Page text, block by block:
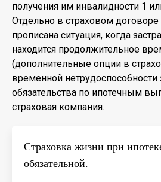
получения им инвалидности 1
Отдельно в страховом
прописана ситуация, когда
находится продолжительное
(дополнительные опции в
временной
обязательства по ипотечным
страховая компания.
Страховка жизни при
обязательной.